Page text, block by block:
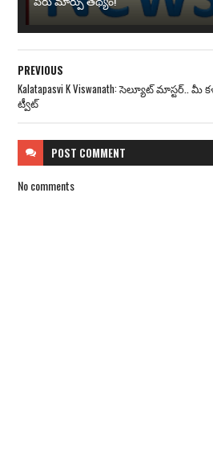
PREVIOUS
Kalatapasvi K Viswanath: సెల్యూట్
ట్వీట్
POST COMMENT
No comments